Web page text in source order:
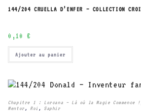
144/204 CRUELLA D’ENFER – COLLECTION
0,10 €
Ajouter au panier
Chapitre 1 : Lorcana – Là où la Magie Commence !
Mentor , Roi , Saphir